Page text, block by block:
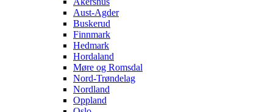
Aust-Agder
Buskerud
Finnmark
Hedmark
Hordaland
Møre og Romsdal
Nord-Trøndelag
Nordland
Oppland